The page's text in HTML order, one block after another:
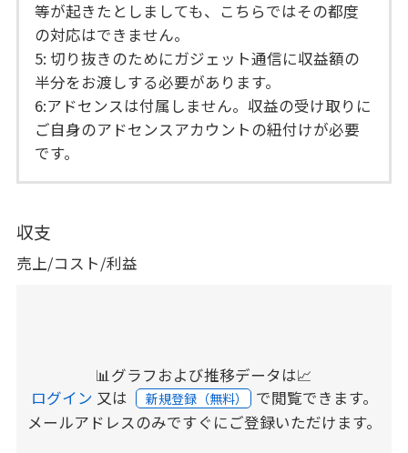
等が起きたとしましても、こちらではその都度
の対応はできません。
5: 切り抜きのためにガジェット通信に収益額の
半分をお渡しする必要があります。
6:アドセンスは付属しません。収益の受け取りに
ご自身のアドセンスアカウントの紐付けが必要
です。
収支
売上/コスト/利益
📊グラフおよび推移データは📈
ログイン 又は 新規登録（無料） で閲覧できます。
メールアドレスのみですぐにご登録いただけます。